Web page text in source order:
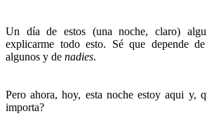
Un día de estos (una noche, claro)
explicarme todo esto. Sé que depende
algunos y de nadies.
Pero ahora, hoy, esta noche estoy aqui y,
importa?